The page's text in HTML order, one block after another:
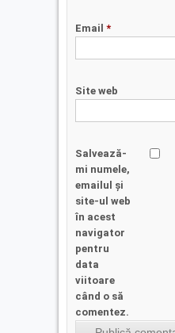
Email *
Site web
Salvează-
mi numele,
emailul și
site-ul web
în acest
navigator
pentru
data
viitoare
când o să
comentez.